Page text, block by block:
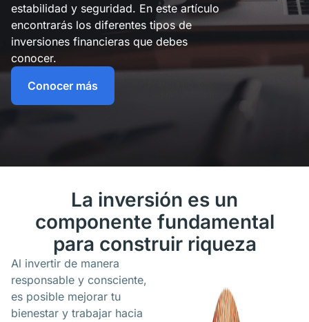
estabilidad y seguridad. En este artículo
encontrarás los diferentes tipos de
inversiones financieras que debes
conocer.
Conocer más
La inversión es un
componente fundamental
para construir riqueza
Al invertir de manera
responsable y consciente,
es posible mejorar tu
bienestar y trabajar hacia